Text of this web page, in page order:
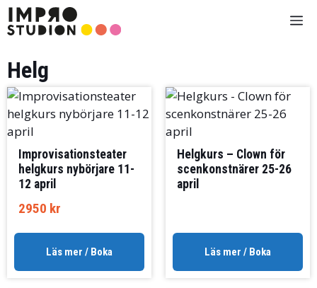
Hoppa
till
Helg
Improvisationsteater
helgkurs nybörjare 11-
12 april
2950 kr
Läs mer / Boka
Helgkurs – Clown för
scenkonstnärer 25-26
april
Läs mer / Boka